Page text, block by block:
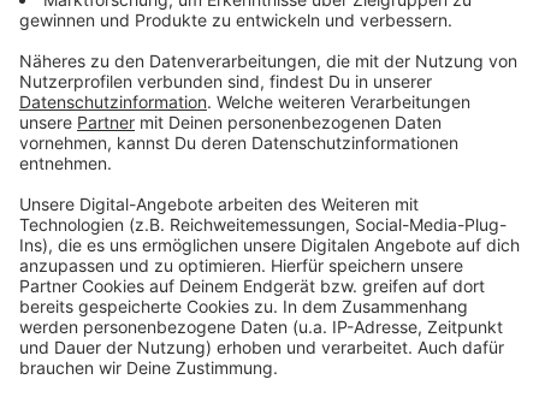
Anzeige
Seit 2009 gibt es eineWeltmeisterschaft der
Sommeliers für Bier. Die wird etwa alle zwei Jahre
ausgetragen. Aktueller Titelträger ist der Schweizer
konnten bereits viermal Deutsche den Pokal mit nach
Hause nehmen. Mehr als jede andere Nation.
Anzeige
Wer hat Bier erfunden?